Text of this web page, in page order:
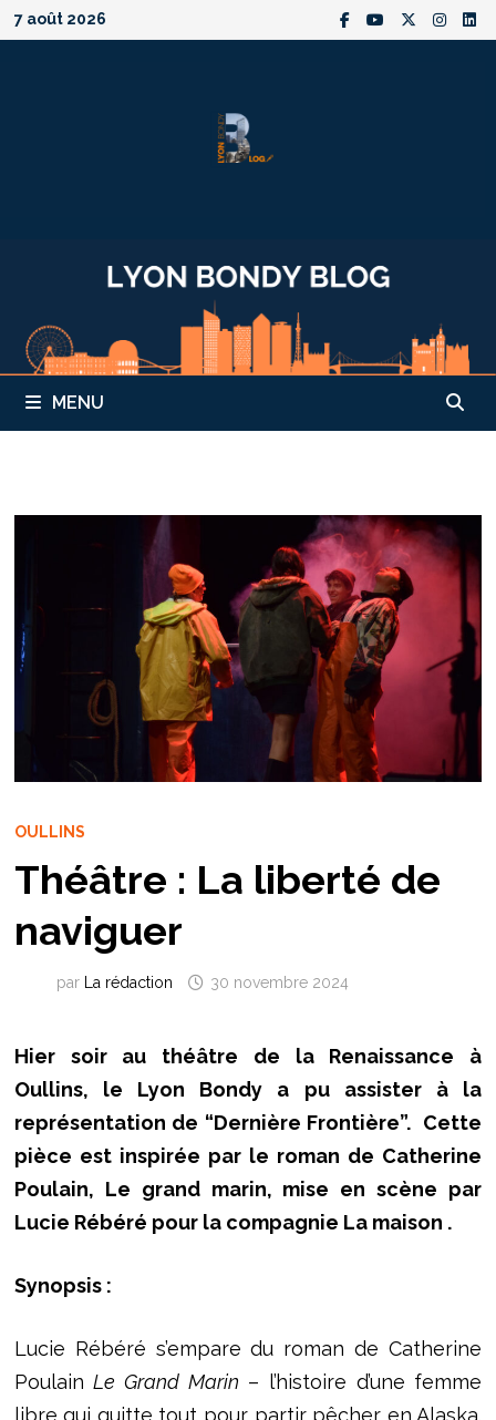
Passer
au
7 août 2026
MENU
OULLINS
Théâtre : La liberté de
naviguer
par La rédaction 30 novembre 2024
Hier soir au théâtre de la Renaissance à
Oullins, le Lyon Bondy a pu assister à la
représentation de “Dernière Frontière”. Cette
pièce est inspirée par le roman de Catherine
Poulain, Le grand marin, mise en scène par
Lucie Rébéré pour la compagnie La maison .
Synopsis :
Lucie Rébéré s’empare du roman de Catherine
PoulainLe Grand Marin – l’histoire d’une femme
libre qui quitte tout pour partir pêcher en Alaska.